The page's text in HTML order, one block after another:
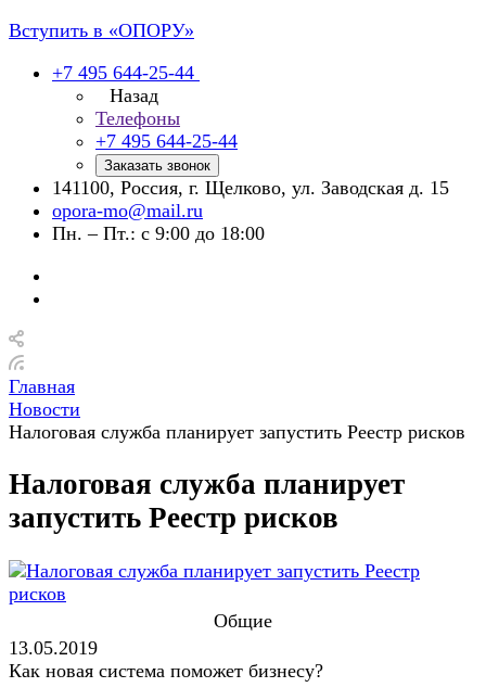
Вступить в «ОПОРУ»
+7 495 644-25-44
Назад
Телефоны
+7 495 644-25-44
Заказать звонок
141100, Россия, г. Щелково, ул. Заводская д. 15
opora-mo@mail.ru
Пн. – Пт.: с 9:00 до 18:00
Главная
Новости
Налоговая служба планирует запустить Реестр рисков
Налоговая служба планирует
запустить Реестр рисков
Общие
13.05.2019
Как новая система поможет бизнесу?